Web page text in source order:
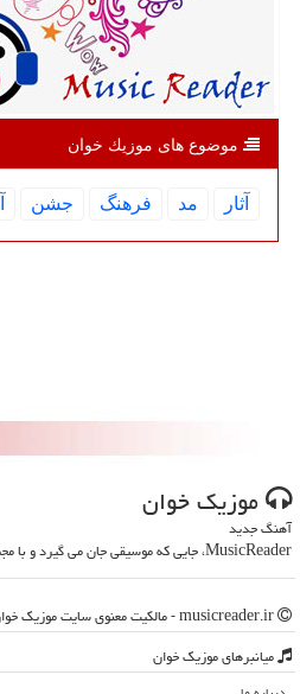
موضوع های موزیك خوان
آثار مد فرهنگ جشن
موزیك خوان
آهنگ جدید
MusicReader، جایی که موسیقی جان می گیرد و با مجموعه ای بی نظیر از آهنگ های جدید، ایرانی و خارجی، روحت را تازه می کند
میانبرهای موزیك خوان